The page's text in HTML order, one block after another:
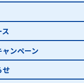
ンペーン
せ